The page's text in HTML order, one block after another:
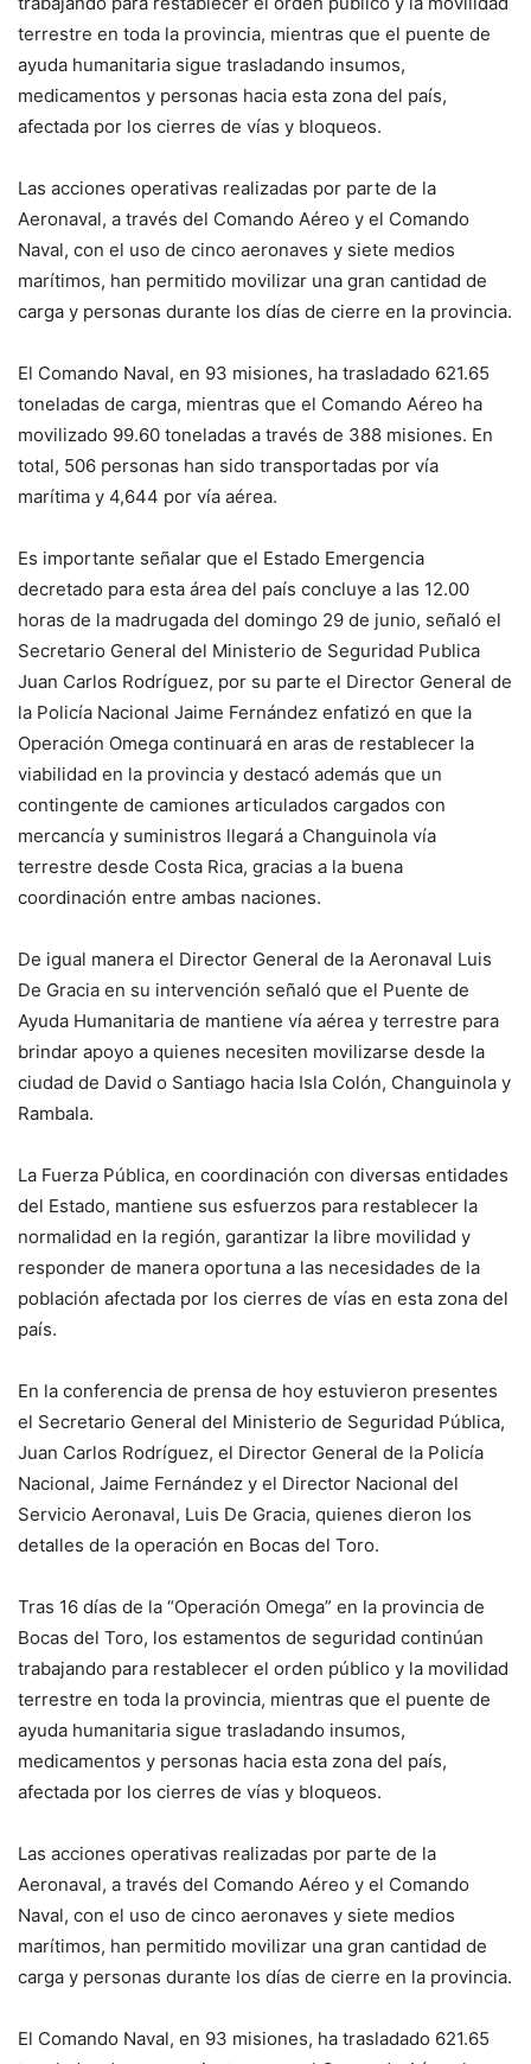
terrestre en toda la provincia, mientras que el puente de
ayuda humanitaria sigue trasladando insumos,
medicamentos y personas hacia esta zona del país,
afectada por los cierres de vías y bloqueos.
Las acciones operativas realizadas por parte de la
Aeronaval, a través del Comando Aéreo y el Comando
Naval, con el uso de cinco aeronaves y siete medios
marítimos, han permitido movilizar una gran cantidad de
carga y personas durante los días de cierre en la provincia.
El Comando Naval, en 93 misiones, ha trasladado 621.65
toneladas de carga, mientras que el Comando Aéreo ha
movilizado 99.60 toneladas a través de 388 misiones. En
total, 506 personas han sido transportadas por vía
marítima y 4,644 por vía aérea.
Es importante señalar que el Estado Emergencia
decretado para esta área del país concluye a las 12.00
horas de la madrugada del domingo 29 de junio, señaló el
Secretario General del Ministerio de Seguridad Publica
Juan Carlos Rodríguez, por su parte el Director General de
la Policía Nacional Jaime Fernández enfatizó en que la
Operación Omega continuará en aras de restablecer la
viabilidad en la provincia y destacó además que un
contingente de camiones articulados cargados con
mercancía y suministros llegará a Changuinola vía
terrestre desde Costa Rica, gracias a la buena
coordinación entre ambas naciones.
De igual manera el Director General de la Aeronaval Luis
De Gracia en su intervención señaló que el Puente de
Ayuda Humanitaria de mantiene vía aérea y terrestre para
brindar apoyo a quienes necesiten movilizarse desde la
ciudad de David o Santiago hacia Isla Colón, Changuinola y
Rambala.
La Fuerza Pública, en coordinación con diversas entidades
del Estado, mantiene sus esfuerzos para restablecer la
normalidad en la región, garantizar la libre movilidad y
responder de manera oportuna a las necesidades de la
población afectada por los cierres de vías en esta zona del
país.
En la conferencia de prensa de hoy estuvieron presentes
el Secretario General del Ministerio de Seguridad Pública,
Juan Carlos Rodríguez, el Director General de la Policía
Nacional, Jaime Fernández y el Director Nacional del
Servicio Aeronaval, Luis De Gracia, quienes dieron los
detalles de la operación en Bocas del Toro.
Tras 16 días de la “Operación Omega” en la provincia de
Bocas del Toro, los estamentos de seguridad continúan
trabajando para restablecer el orden público y la movilidad
terrestre en toda la provincia, mientras que el puente de
ayuda humanitaria sigue trasladando insumos,
medicamentos y personas hacia esta zona del país,
afectada por los cierres de vías y bloqueos.
Las acciones operativas realizadas por parte de la
Aeronaval, a través del Comando Aéreo y el Comando
Naval, con el uso de cinco aeronaves y siete medios
marítimos, han permitido movilizar una gran cantidad de
carga y personas durante los días de cierre en la provincia.
El Comando Naval, en 93 misiones, ha trasladado 621.65